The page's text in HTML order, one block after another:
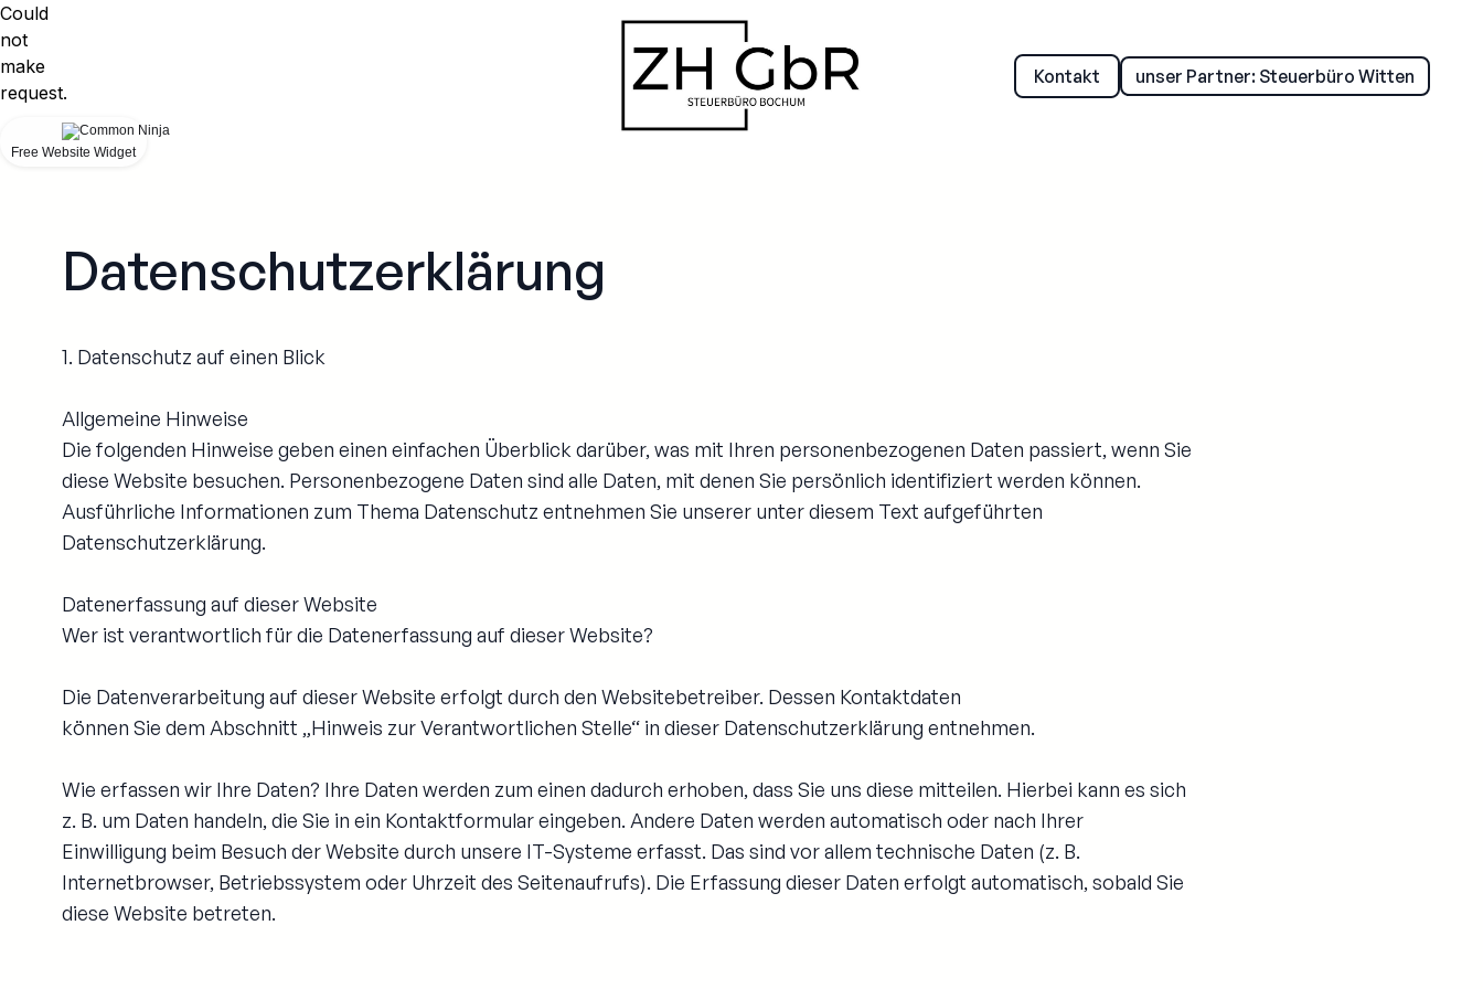
Kontakt unser Partner: Steuerbüro Witten
Datenschutzerklärung
1. Datenschutz auf einen Blick
Allgemeine Hinweise
Die folgenden Hinweise geben einen einfachen Überblick darüber, was mit Ihren personenbezogenen Daten passiert, wenn Sie
diese Website besuchen. Personenbezogene Daten sind alle Daten, mit denen Sie persönlich identifiziert werden können.
Ausführliche Informationen zum Thema Datenschutz entnehmen Sie unserer unter diesem Text aufgeführten
Datenschutzerklärung.
Datenerfassung auf dieser Website
Wer ist verantwortlich für die Datenerfassung auf dieser Website?
Die Datenverarbeitung auf dieser Website erfolgt durch den Websitebetreiber. Dessen Kontaktdaten
können Sie dem Abschnitt „Hinweis zur Verantwortlichen Stelle“ in dieser Datenschutzerklärung entnehmen.
Wie erfassen wir Ihre Daten? Ihre Daten werden zum einen dadurch erhoben, dass Sie uns diese mitteilen. Hierbei kann es sich
z. B. um Daten handeln, die Sie in ein Kontaktformular eingeben. Andere Daten werden automatisch oder nach Ihrer
Einwilligung beim Besuch der Website durch unsere IT-Systeme erfasst. Das sind vor allem technische Daten (z. B.
Internetbrowser, Betriebssystem oder Uhrzeit des Seitenaufrufs). Die Erfassung dieser Daten erfolgt automatisch, sobald Sie
diese Website betreten.
Could
not
make
request.
Free Website Widget